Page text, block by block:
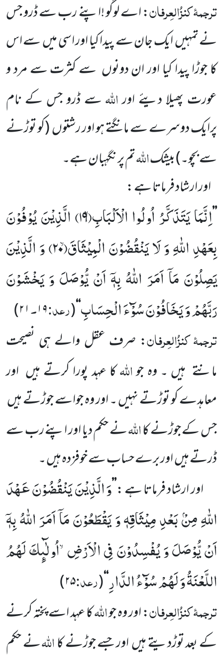
ترجمۂکنزُالعِرفان: اے لوگو !اپنے رب سے ڈرو جس
نے تمہیںایک جان سے پیدا کیا اور اسی میںسے اس
کا جوڑا پیدا کیا اور ان دونوں سے کثرت سے مرد و
عورت پھیلا دیئے اوراللہسے ڈرو جس کے نام
پرایک دوسرے سے مانگتے ہو اور رشتوں(کو توڑنے
سے بچو۔)بیشکاللہتم پر نگہبان ہے۔
اور ارشاد فرماتا ہے :
’’اِنَّمَا یَتَذَكَّرُ اُولُوا الْاَلْبَابِۙ(۱۹) الَّذِیْنَ یُوْفُوْنَ
بِعَهْدِ اللّٰهِ وَ لَا یَنْقُضُوْنَ الْمِیْثَاقَۙ(۲۰) وَ الَّذِیْنَ
یَصِلُوْنَ مَاۤ اَمَرَ اللّٰهُ بِهٖۤ اَنْ یُّوْصَلَ وَ یَخْشَوْنَ
رَبَّهُمْ وَ یَخَافُوْنَ سُوْٓءَ الْحِسَابِ‘‘
(رعد:۱۹۔۲۱)
ترجمۂکنزُالعِرفان: صرف عقل والے ہی نصیحت
مانتے ہیں ۔ وہ جواللہکا عہد پورا کرتے ہیں اور
معاہدے کو توڑتےنہیں ۔ اور وہ جواسے جوڑتے ہیں
جس کے جوڑنے کااللہنے حکم دیا اور اپنے رب سے
ڈرتے ہیںاور برے حساب سے خوفزدہ ہیں ۔
اور ارشاد فرماتا ہے :’’وَ الَّذِیْنَ یَنْقُضُوْنَ عَهْدَ
اللّٰهِ مِنْۢ بَعْدِ مِیْثَاقِهٖ وَ یَقْطَعُوْنَ مَاۤ اَمَرَ اللّٰهُ بِهٖۤ
اَنْ یُّوْصَلَ وَ یُفْسِدُوْنَ فِی الْاَرْضِۙ-اُولٰٓىٕكَ لَهُمُ
اللَّعْنَةُ وَ لَهُمْ سُوْٓءُ الدَّارِ‘‘
(رعد:۲۵)
ترجمۂکنزُالعِرفان: اور وہ جواللہکا عہد اسے پختہ کرنے
کے بعد توڑدیتے ہیںاور جسے جوڑنے کااللہنے حکم